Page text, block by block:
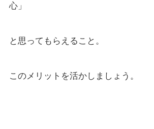
心」
と思ってもらえること。
このメリットを活かしましょう。